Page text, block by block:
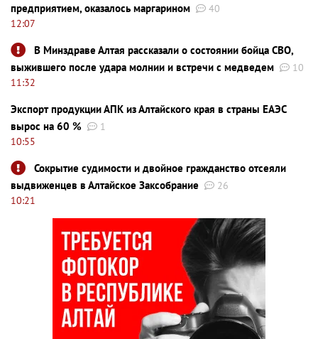
предприятием, оказалось маргарином
40
12:07
В Минздраве Алтая рассказали о состоянии бойца СВО,
выжившего после удара молнии и встречи с медведем
10
11:32
Экспорт продукции АПК из Алтайского края в страны ЕАЭС
вырос на 60 %
1
10:55
Сокрытие судимости и двойное гражданство отсеяли
выдвиженцев в Алтайское Заксобрание
26
10:21